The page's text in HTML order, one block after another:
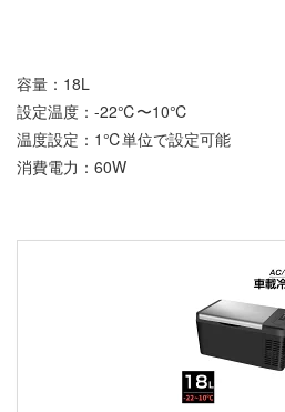
容量：18L
設定温度：-22℃〜10℃
温度設定：1℃単位で設定可能
消費電力：60W